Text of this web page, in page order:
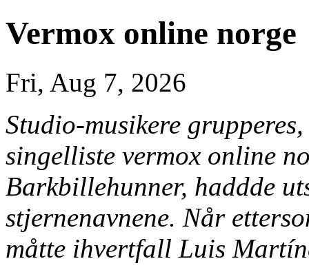
Vermox online norge
Fri, Aug 7, 2026
Studio-musikere
singelliste vermox online
Barkbillehunner, haddde
stjernenavnene. Når
måtte ihvertfall Luis